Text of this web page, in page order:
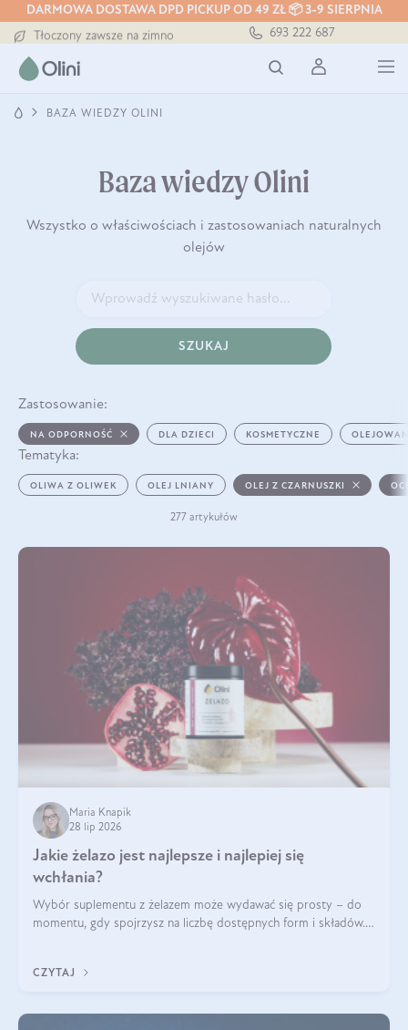
DARMOWA DOSTAWA DPD PICKUP OD 49 ZŁ 📦 3-9 SIERPNIA
Darmowa dostawa od 199 zł
Tłoczony zawsze na zimno
Darmowa dostawa od 199 zł
693 222 687
BAZA WIEDZY OLINI
Baza wiedzy Olini
Wszystko o właściwościach i zastosowaniach naturalnych
olejów
SZUKAJ
Zastosowanie:
NA ODPORNOŚĆ DLA DZIECI KOSMETYCZNE
Tematyka:
OLIWA Z OLIWEK OLEJ LNIANY OLEJ Z CZARNUSZKI
277 artykułów
Maria Knapik
28 lip 2026
Jakie żelazo jest najlepsze i najlepiej się
wchłania?
Wybór suplementu z żelazem może wydawać się prosty – do
momentu, gdy spojrzysz na liczbę dostępnych form i składów.
zawierać suplement?
CZYTAJ